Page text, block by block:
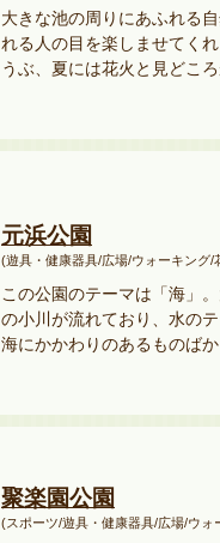
大きな池の周りにあふれる
れる人の目を楽しませてく
うぶ、夏には花火と見どこ
元浜公園
(遊具・健康器具/広場/ウォーキング/
この公園のテーマは「海」
の小川が流れており、水の
海にかかわりのあるものばか
聚楽園公園
(スポーツ/遊具・健康器具/広場/ウォ